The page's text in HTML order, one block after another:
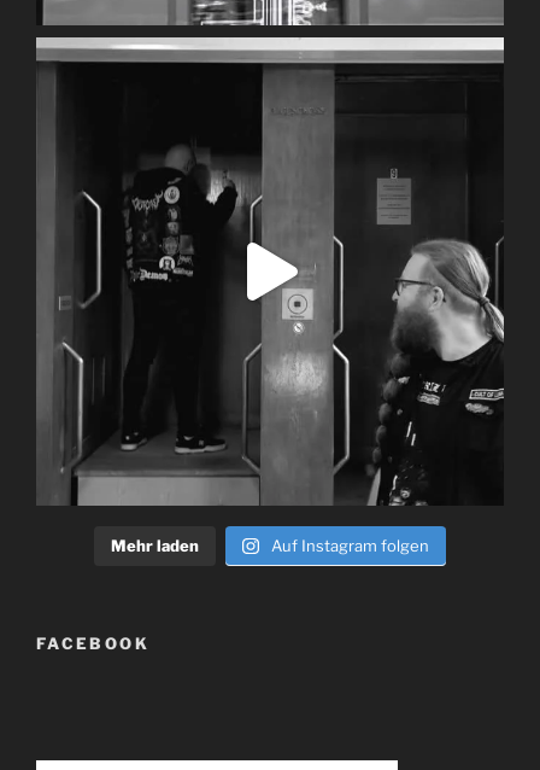
Mehr laden Auf Instagram folgen
FACEBOOK